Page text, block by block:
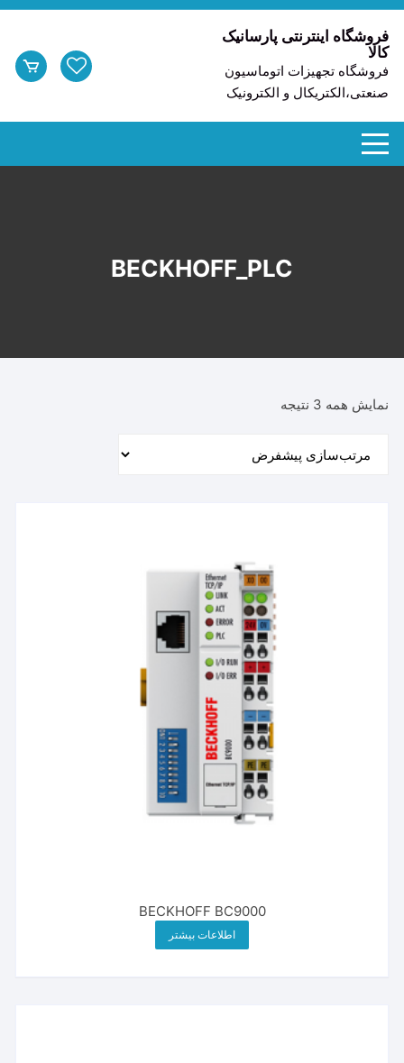
رد
شدن
محتوا
فروشگاه اینترنتی پارسانیک
کالا
فروشگاه تجهیزات اتوماسیون
صنعتی،الکتریکال و الکترونیک
BECKHOFF_PLC
نمایش همه 3 نتیجه
BECKHOFF BC9000
اطلاعات بیشتر